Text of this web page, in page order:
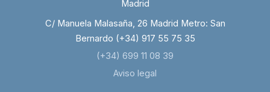
Madrid
C/ Manuela Malasaña, 26 Madrid Metro: San
Bernardo (+34) 917 55 75 35
(+34) 699 11 08 39
Aviso legal